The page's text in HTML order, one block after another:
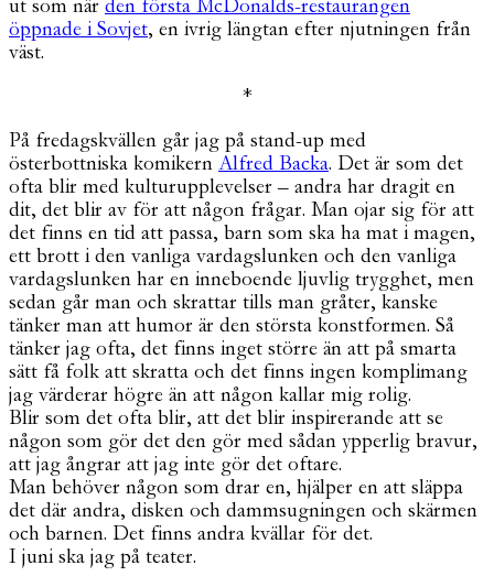
ut som när den första McDonalds-restaurangen
öppnade i Sovjet, en ivrig längtan efter njutningen från
väst.
*
På fredagskvällen går jag på stand-up med
österbottniska komikern Alfred Backa. Det är som det
ofta blir med kulturupplevelser – andra har dragit en
dit, det blir av för att någon frågar. Man ojar sig för att
det finns en tid att passa, barn som ska ha mat i magen,
ett brott i den vanliga vardagslunken och den vanliga
vardagslunken har en inneboende ljuvlig trygghet, men
sedan går man och skrattar tills man gråter, kanske
tänker man att humor är den största konstformen. Så
tänker jag ofta, det finns inget större än att på smarta
sätt få folk att skratta och det finns ingen komplimang
jag värderar högre än att någon kallar mig rolig.
Blir som det ofta blir, att det blir inspirerande att se
någon som gör det den gör med sådan ypperlig bravur,
att jag ångrar att jag inte gör det oftare.
Man behöver någon som drar en, hjälper en att släppa
det där andra, disken och dammsugningen och skärmen
och barnen. Det finns andra kvällar för det.
I juni ska jag på teater.